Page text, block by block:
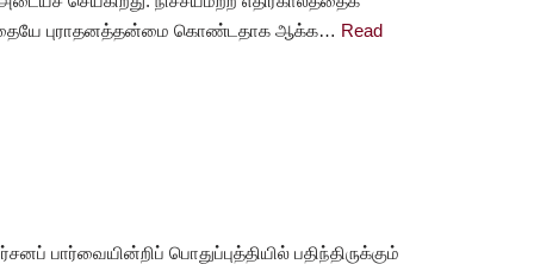
புராதனத்தன்மை கொண்டதாக ஆக்க… Read
பார்வையின்றிப் பொதுப்புத்தியில் பதிந்திருக்கும்